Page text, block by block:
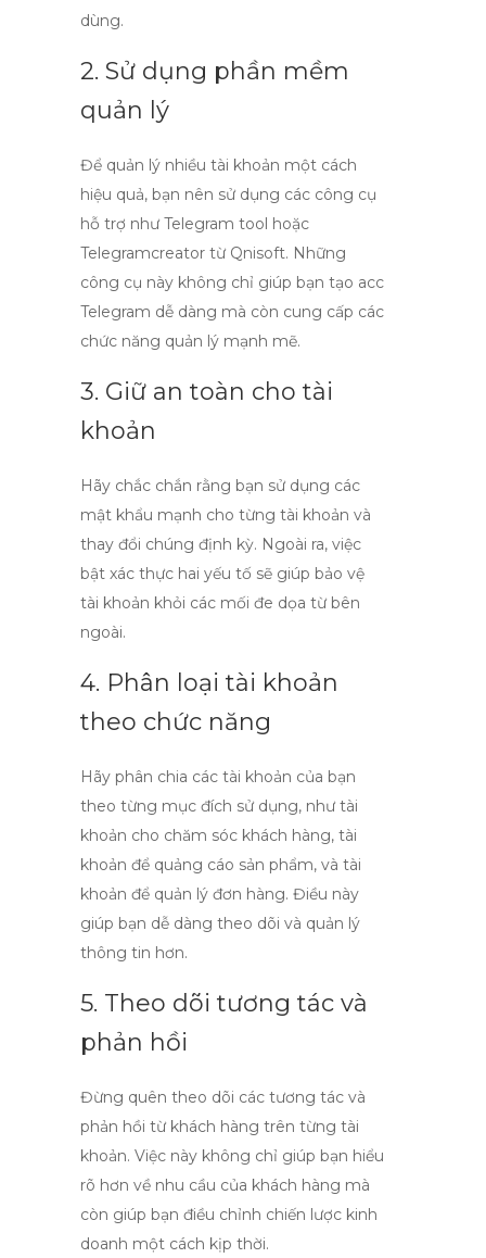
dùng.
2. Sử dụng phần mềm
quản lý
Để quản lý nhiều tài khoản một cách
hiệu quả, bạn nên sử dụng các công cụ
hỗ trợ nhưTelegram tool hoặc
Telegramcreator từ Qnisoft. Những
công cụ này không chỉ giúp bạn tạo acc
Telegram dễ dàng mà còn cung cấp các
chức năng quản lý mạnh mẽ.
3. Giữ an toàn cho tài
khoản
Hãy chắc chắn rằng bạn sử dụng các
mật khẩu mạnh cho từng tài khoản và
thay đổi chúng định kỳ. Ngoài ra, việc
bật xác thực hai yếu tố sẽ giúp bảo vệ
tài khoản khỏi các mối đe dọa từ bên
ngoài.
4. Phân loại tài khoản
theo chức năng
Hãy phân chia các tài khoản của bạn
theo từng mục đích sử dụng, như tài
khoản cho chăm sóc khách hàng, tài
khoản để quảng cáo sản phẩm, và tài
khoản để quản lý đơn hàng. Điều này
giúp bạn dễ dàng theo dõi và quản lý
thông tin hơn.
5. Theo dõi tương tác và
phản hồi
Đừng quên theo dõi các tương tác và
phản hồi từ khách hàng trên từng tài
khoản. Việc này không chỉ giúp bạn hiểu
rõ hơn về nhu cầu của khách hàng mà
còn giúp bạn điều chỉnh chiến lược kinh
doanh một cách kịp thời.